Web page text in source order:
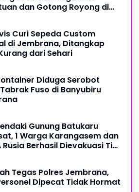
dan Gotong Royong di
Curi Sepeda Custom
di Jembrana, Ditangkap
dari Sehari
Diduga Serobot
Fuso di Banyubiru
Gunung Batukaru
1 Warga Karangasem dan
Rusia Berhasil Dievakuasi Tim
Tegas Polres Jembrana,
Dipecat Tidak Hormat